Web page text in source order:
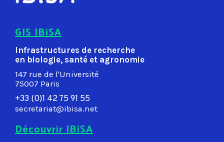
GIS IBiSA
Infrastructures de recherche
en biologie, santé et agronomie
147 rue de l'Université
75007 Paris
+33 (0)1 42 75 91 55
secretariat@ibisa.net
Découvrir IBiSA